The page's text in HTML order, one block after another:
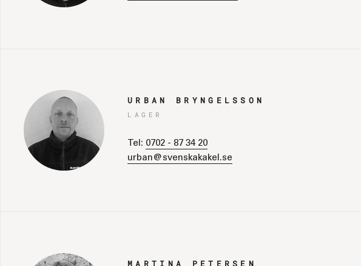
URBAN BRYNGELSSON
LAGER
Tel: 0702 - 87 34 20
urban@svenskakakel.se
MARTINA PETERSEN